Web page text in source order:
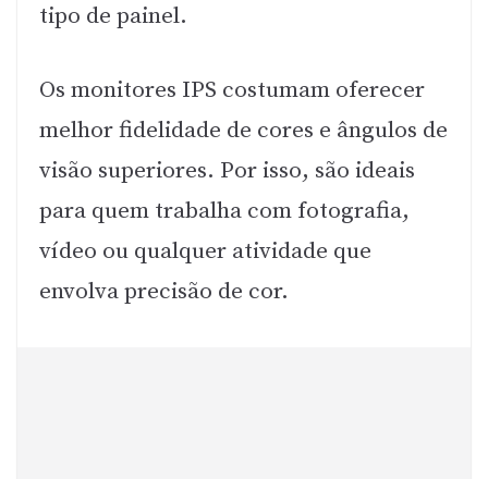
tipo de painel.
Os monitores IPS costumam oferecer
melhor fidelidade de cores e ângulos de
visão superiores. Por isso, são ideais
para quem trabalha com fotografia,
vídeo ou qualquer atividade que
envolva precisão de cor.